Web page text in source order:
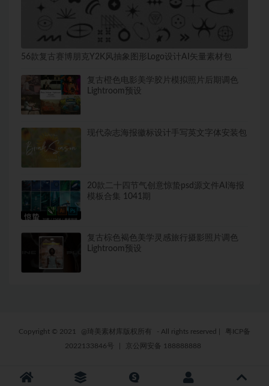
56款复古赛博朋克Y2K风抽象图形Logo设计AI矢量素材包
复古橙色电影美学胶片模拟照片后期调色
Lightroom预设
现代杂志海报徽标设计手写英文字体安装包
20款二十四节气创意惊蛰psd源文件AI海报
模板合集 1041期
复古棕色褐色美学灵感旅行摄影照片调色
Lightroom预设
Copyright © 2021 @琦美素材库版权所有 - All rights reserved
粤ICP备
2022133846号
京公网安备 188888888